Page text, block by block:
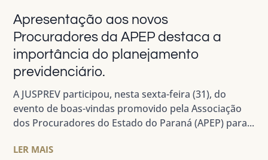
Apresentação aos novos
Procuradores da APEP destaca a
importância do planejamento
previdenciário.
A JUSPREV participou, nesta sexta-feira (31), do
evento de boas-vindas promovido pela Associação
dos Procuradores do Estado do Paraná (APEP) para...
LER MAIS